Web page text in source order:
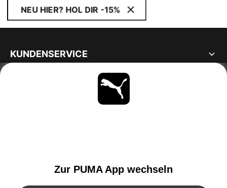
NEU HIER? HOL DIR -15%
KUNDENSERVICE
BLEIBE IMMER AUF DEM LAUFENDEN